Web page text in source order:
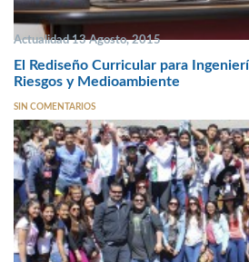
Actualidad 13 Agosto, 2015
El Rediseño Curricular para
Riesgos y Medioambiente
SIN COMENTARIOS